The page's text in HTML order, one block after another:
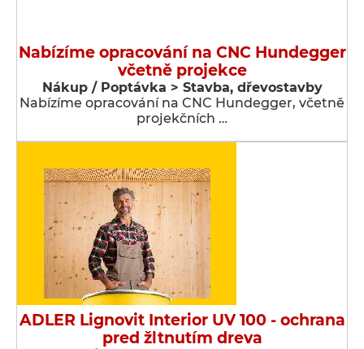
Nabízíme opracování na CNC Hundegger
včetně projekce
Nákup / Poptávka > Stavba, dřevostavby
Nabízíme opracování na CNC Hundegger, včetně
projekčních …
ADLER Lignovit Interior UV 100 - ochrana
pred žltnutím dreva